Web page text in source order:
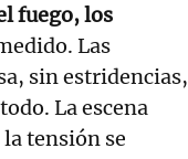
fuego, los
Las
sin estridencias,
La escena
tensión se